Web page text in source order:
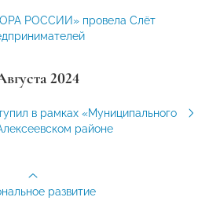
РОССИИ» провела Слёт
2024
в рамках «Муниципального
районе
развитие